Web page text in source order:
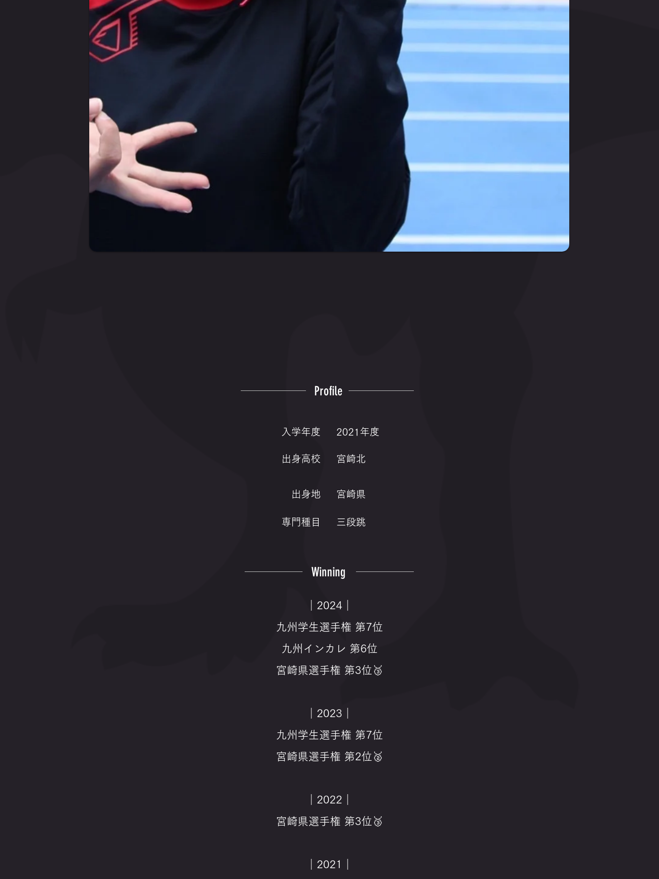
Profile
入学年度
出身高校
2021年度
宮崎北
出身地
専門種目
宮崎県
三段跳
Winning
｜2024｜
九州学生選手権 第7位
九州インカレ 第6位
宮崎県選手権 第3位🥉
｜2023｜
九州学生選手権 第7位
宮崎県選手権 第2位🥈
｜2022｜
宮崎県選手権 第3位🥉
｜2021｜